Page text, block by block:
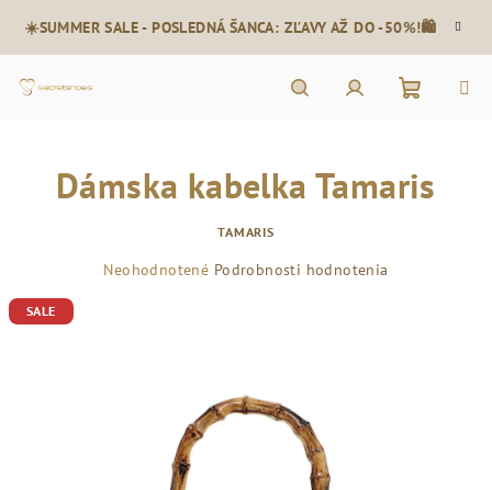
obsah
☀️SUMMER SALE - POSLEDNÁ ŠANCA: ZĽAVY AŽ DO -50%!🛍️
košík
Dámska kabelka Tamaris
TAMARIS
Priemerné
Neohodnotené Podrobnosti hodnotenia
SALE